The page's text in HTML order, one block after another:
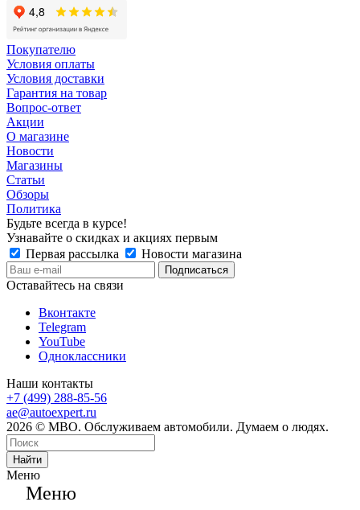
Покупателю
Условия оплаты
Условия доставки
Гарантия на товар
Вопрос-ответ
Акции
О магазине
Новости
Магазины
Статьи
Обзоры
Политика
Будьте всегда в курсе!
Узнавайте о скидках и акциях первым
Первая рассылка
Новости магазина
Оставайтесь на связи
Вконтакте
Telegram
YouTube
Одноклассники
Наши контакты
+7 (499) 288-85-56
ae@autoexpert.ru
2026 © МВО. Обслуживаем автомобили. Думаем о людях.
Найти
Меню
Меню